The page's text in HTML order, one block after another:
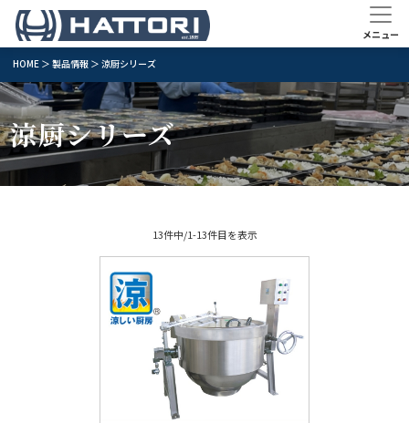
HOME ＞製品情報 ＞ 涼厨シリーズ
涼厨シリーズ
13件中/1-13件目を表示